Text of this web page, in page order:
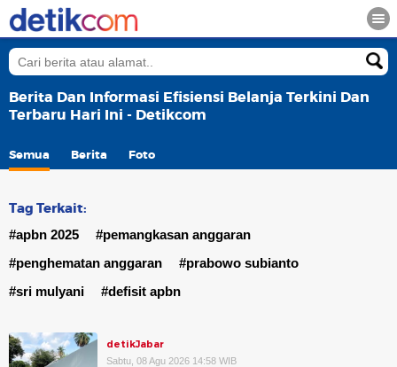
Berita Dan Informasi Efisiensi Belanja Terkini Dan
Terbaru Hari Ini - Detikcom
Semua Berita Foto
Tag Terkait:
#apbn 2025
#pemangkasan anggaran
#penghematan anggaran
#prabowo subianto
#sri mulyani
#defisit apbn
detikJabar
Sabtu, 08 Agu 2026 14:58 WIB